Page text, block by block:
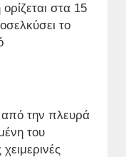
στα 15
το
από την πλευρά
του